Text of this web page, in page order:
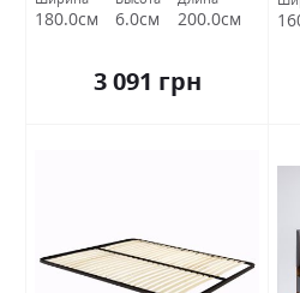
180.0см 6.0см 200.0см
3 091 грн